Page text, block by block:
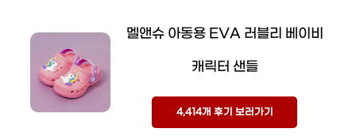
멜앤슈 아동용 EVA 러블리 베이비
캐릭터 샌들
4,414개 후기 보러가기